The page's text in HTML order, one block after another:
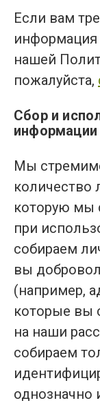
Если вам
информация
нашей
пожалуйста,
Сбор и
информации
Мы
количество
которую мы
при
собираем
вы
(например,
которые вы
на наши
собираем
однозначно